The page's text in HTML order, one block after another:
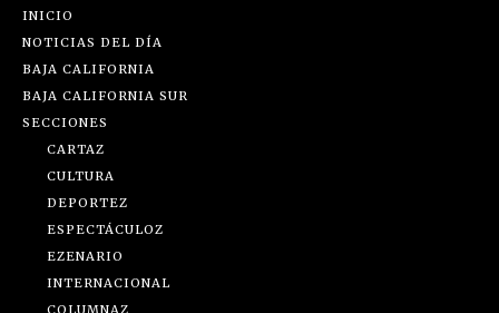
INICIO
NOTICIAS DEL DÍA
BAJA CALIFORNIA
BAJA CALIFORNIA SUR
SECCIONES
CARTAZ
CULTURA
DEPORTEZ
ESPECTÁCULOZ
EZENARIO
INTERNACIONAL
COLUMNAZ